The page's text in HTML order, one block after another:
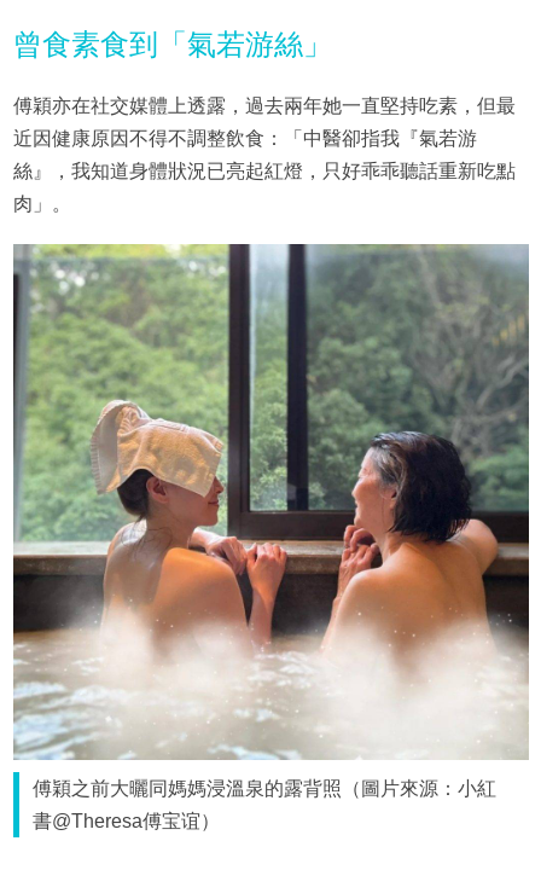
曾食素食到「氣若游絲」
傅穎亦在社交媒體上透露，過去兩年她一直堅持吃素，但最
近因健康原因不得不調整飲食：「中醫卻指我『氣若游
絲』，我知道身體狀況已亮起紅燈，只好乖乖聽話重新吃點
肉」。
傅穎之前大曬同媽媽浸溫泉的露背照（圖片來源：小紅
書@Theresa傅宝谊）